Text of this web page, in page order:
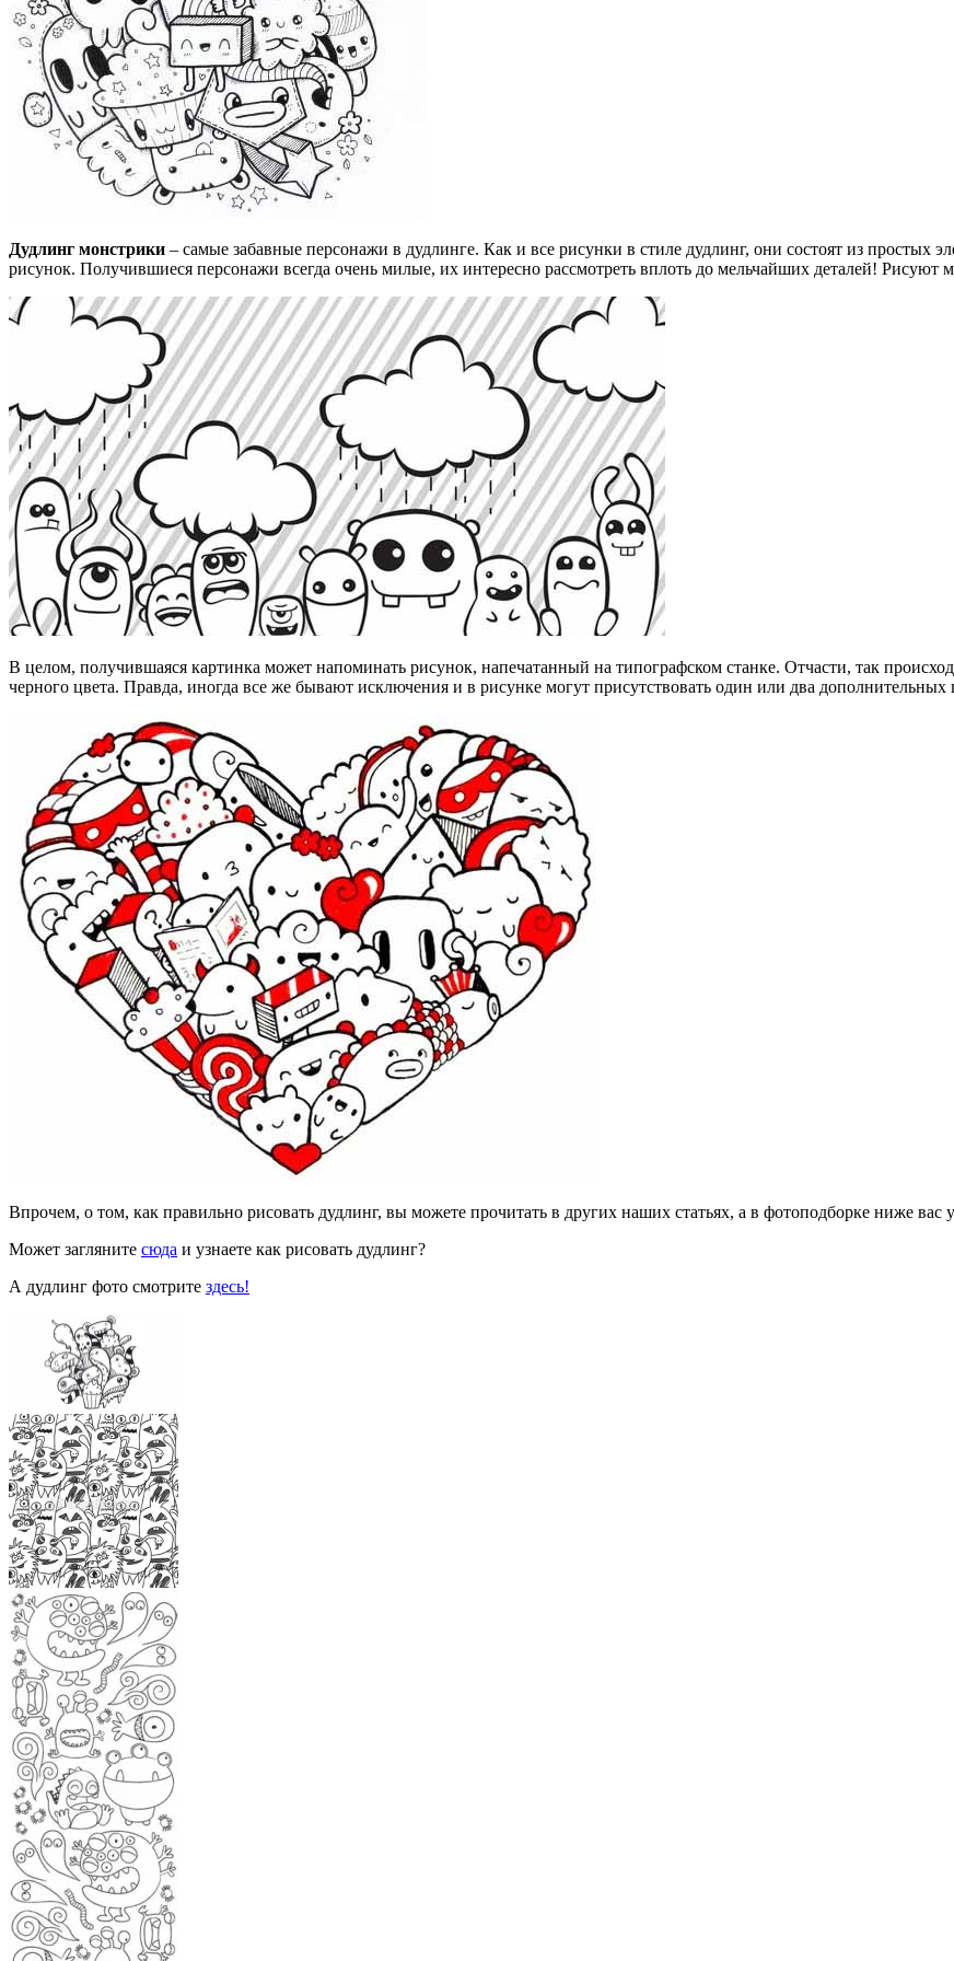
Дудлинг монстрики – самые забавные персонажи в дудлинге. Как и все рисунки в стиле дудлинг, они состоят из простых
рисунок. Получившиеся персонажи всегда очень милые, их интересно рассмотреть вплоть до мельчайших деталей!
В целом, получившаяся картинка может напоминать рисунок, напечатанный на типографском станке. Отчасти, так
черного цвета. Правда, иногда все же бывают исключения и в рисунке могут присутствовать один или два дополнительных
Впрочем, о том, как правильно рисовать дудлинг, вы можете прочитать в других наших статьях, а в фотоподборке ниже
Может загляните сюда и узнаете как рисовать дудлинг?
А дудлинг фото смотрите здесь!